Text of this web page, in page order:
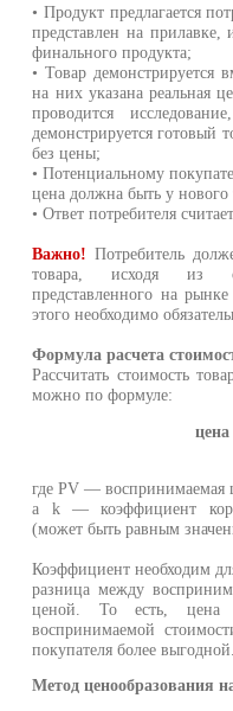
• Продукт предлагается
представлен на прилавке,
финального продукта;
• Товар демонстрируется
на них указана реальная
проводится
демонстрируется готовый
без цены;
• Потенциальному
цена должна быть у нового
• Ответ потребителя
Важно! Потребитель
товара, исходя из
представленного на
этого необходимо
Формула расчета
Рассчитать стоимость
можно по формуле:
где PV — воспринимаемая
а k — коэффициент
(может быть равным
Коэффициент необходим
разница между
ценой. То есть, цена
воспринимаемой
покупателя более выгодной.
Метод ценообразования